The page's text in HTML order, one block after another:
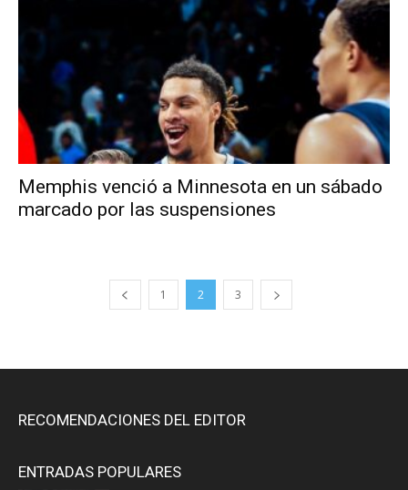
Memphis venció a Minnesota en un sábado
marcado por las suspensiones
1 2 3
RECOMENDACIONES DEL EDITOR
ENTRADAS POPULARES